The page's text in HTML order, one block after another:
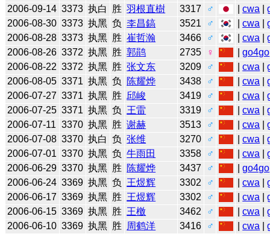
2006-09-14 3373 执白 胜 羽根直樹 3317 ♂ |cwa |
2006-08-30 3373 执黑 负 李昌鎬 3521 ♂ |cwa |
2006-08-28 3373 执黑 胜 崔哲瀚 3466 ♂ |cwa |
2006-08-26 3372 执黑 胜 郭鹃 2735 ♀ |go4go
2006-08-22 3372 执黑 胜 张文东 3209 ♂ |cwa |
2006-08-05 3371 执黑 负 陈耀烨 3438 ♂ |cwa |
2006-07-27 3371 执黑 胜 邱峻 3419 ♂ |cwa |
2006-07-25 3371 执黑 负 王雷 3319 ♂ |cwa |
2006-07-11 3370 执黑 胜 谢赫 3513 ♂ |cwa |
2006-07-08 3370 执白 负 张维 3270 ♂ |cwa |
2006-07-01 3370 执黑 负 牛雨田 3358 ♂ |cwa |
2006-06-29 3370 执黑 胜 陈耀烨 3437 ♂ |go4go
2006-06-24 3369 执黑 负 王煜辉 3302 ♂ |cwa |
2006-06-17 3369 执黑 胜 王煜辉 3302 ♂ |cwa |
2006-06-15 3369 执黑 胜 王檄 3462 ♂ |cwa |
2006-06-10 3369 执黑 胜 周鹤洋 3416 ♂ |cwa |